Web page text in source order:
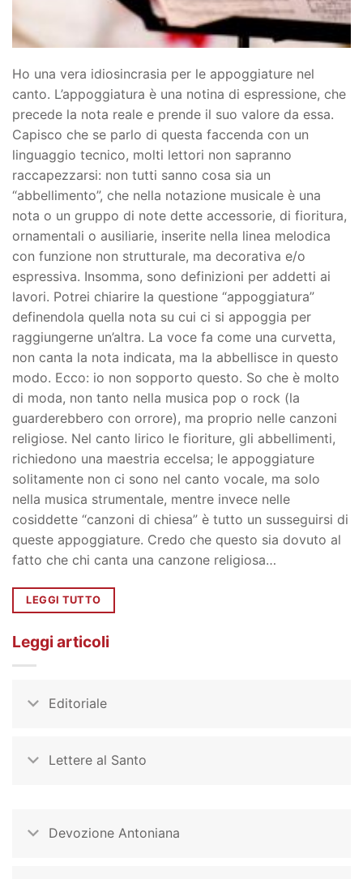
Ho una vera idiosincrasia per le appoggiature nel
canto. L’appoggiatura è una notina di espressione, che
precede la nota reale e prende il suo valore da essa.
Capisco che se parlo di questa faccenda con un
linguaggio tecnico, molti lettori non sapranno
raccapezzarsi: non tutti sanno cosa sia un
“abbellimento”, che nella notazione musicale è una
nota o un gruppo di note dette accessorie, di fioritura,
ornamentali o ausiliarie, inserite nella linea melodica
con funzione non strutturale, ma decorativa e/o
espressiva. Insomma, sono definizioni per addetti ai
lavori. Potrei chiarire la questione “appoggiatura”
definendola quella nota su cui ci si appoggia per
raggiungerne un’altra. La voce fa come una curvetta,
non canta la nota indicata, ma la abbellisce in questo
modo. Ecco: io non sopporto questo. So che è molto
di moda, non tanto nella musica pop o rock (la
guarderebbero con orrore), ma proprio nelle canzoni
religiose. Nel canto lirico le fioriture, gli abbellimenti,
richiedono una maestria eccelsa; le appoggiature
solitamente non ci sono nel canto vocale, ma solo
nella musica strumentale, mentre invece nelle
cosiddette “canzoni di chiesa” è tutto un susseguirsi di
queste appoggiature. Credo che questo sia dovuto al
fatto che chi canta una canzone religiosa…
LEGGI TUTTO
Leggi articoli
Editoriale
Lettere al Santo
Devozione Antoniana